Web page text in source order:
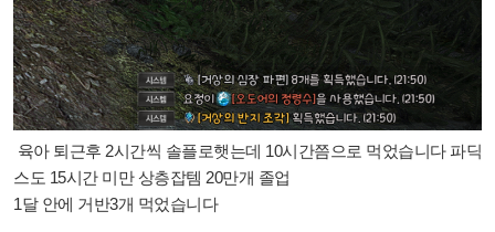
육아 퇴근후 2시간씩 솔플로햇는데 10시간쯤으로 먹었습니다 파딕
스도 15시간 미만 상층잡템 20만개 졸업
1달 안에 거반3개 먹었습니다